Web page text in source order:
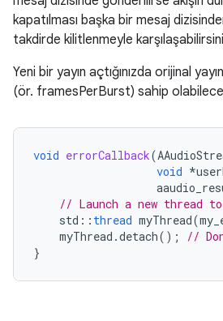
kapatılması başka bir mesaj
takdirde kilitlenmeyle
Yeni bir yayın açtığınızda orijinal
(ör. framesPerBurst) sahip
void errorCallback(
void *
// Launch a new thread
std :: thread myThread(
myThread .detach();
//
}